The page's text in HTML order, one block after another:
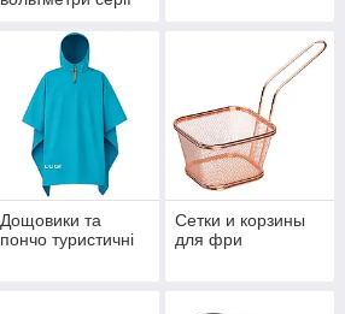
Дощовики та
пончо туристичні
Сетки и корзины
для фри